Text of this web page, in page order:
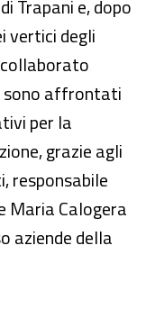
Trapani e, dopo
vertici degli
sono affrontati
per la
grazie agli
responsabile
Maria Calogera
aziende della